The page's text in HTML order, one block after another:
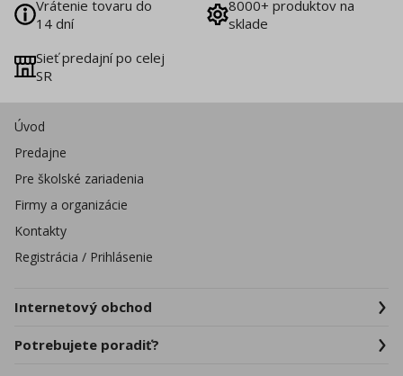
Vrátenie tovaru do
14 dní
8000+ produktov na
sklade
Sieť predajní po celej
SR
Úvod
Predajne
Pre školské zariadenia
Firmy a organizácie
Kontakty
Registrácia / Prihlásenie
Internetový obchod
Potrebujete poradiť?